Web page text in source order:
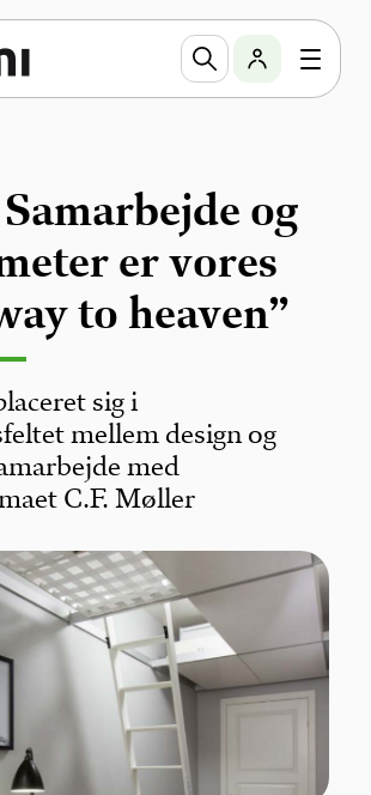
og
er vores
to heaven”
sig i
mellem design og
med
C.F. Møller